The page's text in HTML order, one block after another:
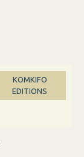
KOMKIFO
EDITIONS